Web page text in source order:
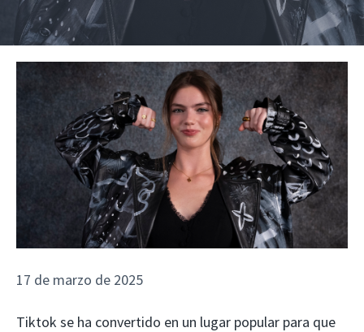
17 de marzo de 2025
Tiktok se ha convertido en un lugar popular para que